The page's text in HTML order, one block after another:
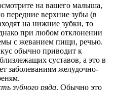
на вашего малыша,
передние верхние зубы (в
на нижние зубки, то
при любом отклонении
с жеванием пищи, речью.
обычно приводит к
суставов, а это в
заболеваниям желудочно-
зубного ряда. Обычно это